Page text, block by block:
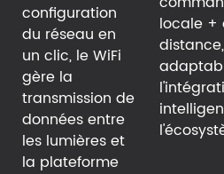
configuration
du réseau en
un clic, le WiFi
gère la
transmission de
données entre
les lumières et
la plateforme
locale +
distance,